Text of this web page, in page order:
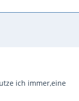
ich immer,eine